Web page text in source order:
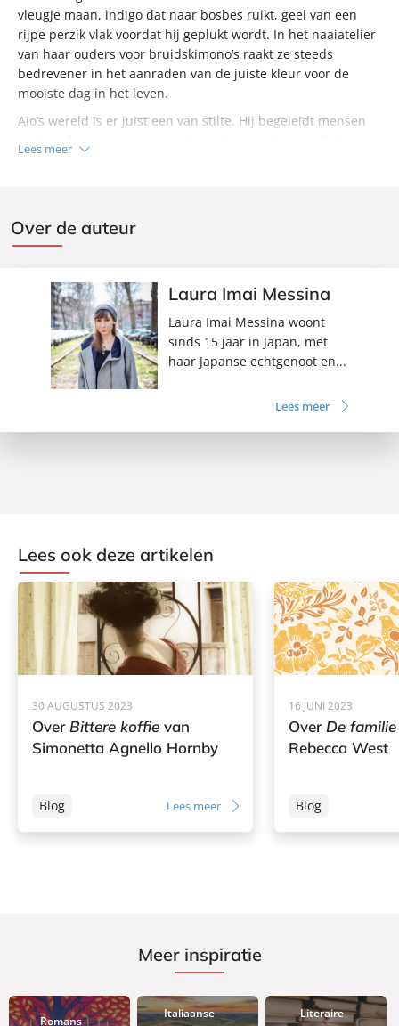
vleugje maan, indigo dat naar bosbes ruikt, geel van een
rijpe perzik vlak voordat hij geplukt wordt. In het naaiatelier
van haar ouders voor bruidskimono’s raakt ze steeds
bedrevener in het aanraden van de juiste kleur voor de
mooiste dag in het leven.
Aio’s wereld is er juist een van stilte. Hij begeleidt mensen
Lees meer
Over de auteur
Laura Imai Messina
Laura Imai Messina woont
sinds 15 jaar in Japan, met
haar Japanse echtgenoot en...
Lees meer
Lees ook deze artikelen
30 AUGUSTUS 2023
Over Bittere koffie van
Simonetta Agnello Hornby
Blog Lees meer
16 JUNI 2023
Over De
Rebecca West
Blog
Meer inspiratie
Romans
Italiaanse
Literaire